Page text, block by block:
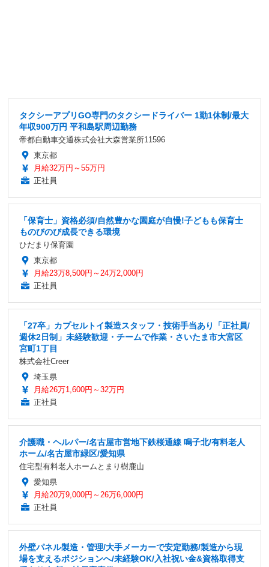
タクシーアプリGO専門のタクシードライバー 1勤1休制/最大
年収900万円 平和島駅周辺勤務
帝都自動車交通株式会社大森営業所11596
東京都
月給32万円～55万円
正社員
「保育士」資格必須/自然豊かな園庭が自慢!子どもも保育士
ものびのび成長できる環境
ひだまり保育園
東京都
月給23万8,500円～24万2,000円
正社員
「27卒」カプセルトイ製造スタッフ・技術手当あり「正社員/
週休2日制」未経験歓迎・チームで作業・さいたま市大宮区
宮町1丁目
株式会社Creer
埼玉県
月給26万1,600円～32万円
正社員
介護職・ヘルパー/名古屋市営地下鉄桜通線 鳴子北/有料老人
ホーム/名古屋市緑区/愛知県
住宅型有料老人ホームとまり樹鹿山
愛知県
月給20万9,000円～26万6,000円
正社員
外壁パネル製造・管理/大手メーカーで安定勤務/製造から現
場を支えるポジションへ/未経験OK/入社祝い金&資格取得支